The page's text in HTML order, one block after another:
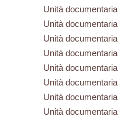
Unità documentaria
Unità documentaria
Unità documentaria
Unità documentaria
Unità documentaria
Unità documentaria
Unità documentaria
Unità documentaria